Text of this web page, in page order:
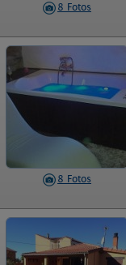
8 Fotos
8 Fotos